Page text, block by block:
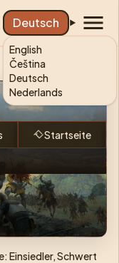
Deutsch
English
Čeština
Deutsch
Nederlands
KCD2:
Startseite
Einsiedler, Schwert